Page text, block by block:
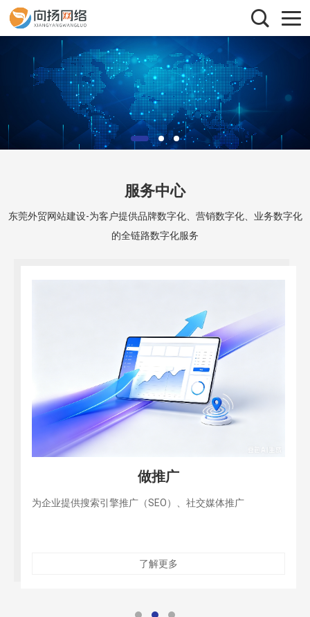
服务中心
东莞外贸网站建设-为客户提供品牌数字化、营销数字化、业务数字化
的全链路数字化服务
做推广
为企业提供搜索引擎推广（SEO）、社交媒体推广
了解更多